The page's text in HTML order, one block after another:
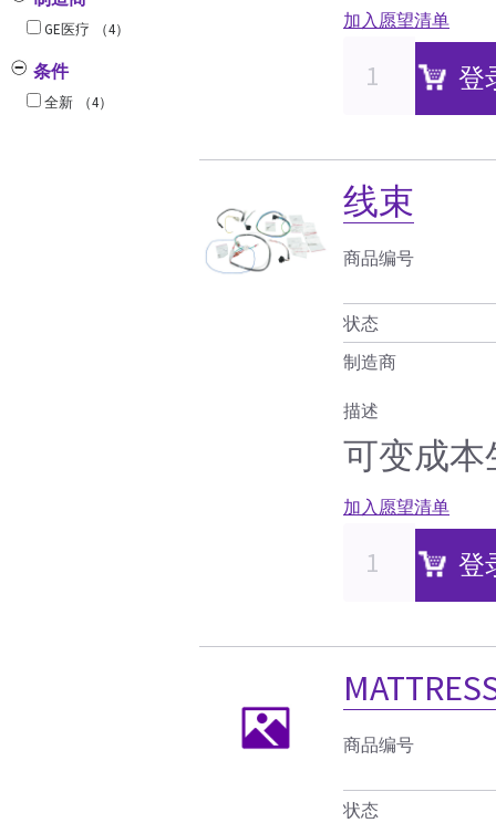
GE医疗 （4）
条件
全新 （4）
加入愿望清单
登
线束
商品编号
状态
制造商
描述
可变成本
加入愿望清单
登
商品编号
状态